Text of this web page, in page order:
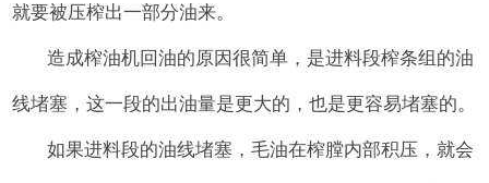
就要被压榨出一部分油来。
造成榨油机回油的原因很简单，是进料段榨条组的油
线堵塞，这一段的出油量是更大的，也是更容易堵塞的。
如果进料段的油线堵塞，毛油在榨膛内部积压，就会